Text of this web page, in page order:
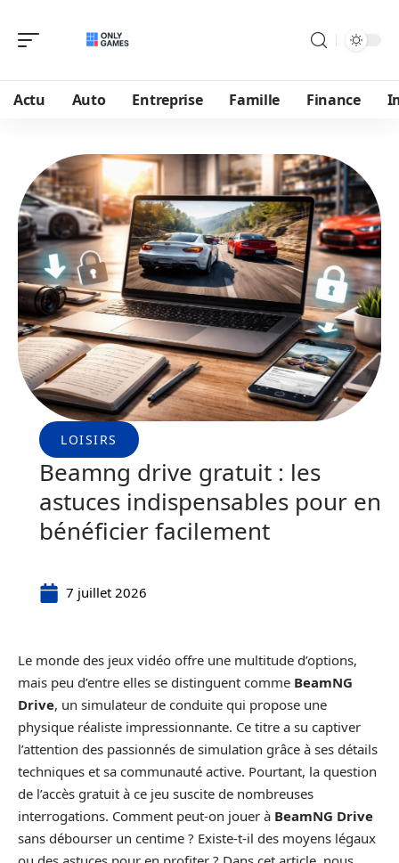
Actu Auto Entreprise Famille Finance
LOISIRS
Beamng drive gratuit : les
astuces indispensables pour en
bénéficier facilement
7 juillet 2026
Le monde des jeux vidéo offre une multitude d’options,
mais peu d’entre elles se distinguent comme BeamNG
Drive, un simulateur de conduite qui propose une
physique réaliste impressionnante. Ce titre a su captiver
l’attention des passionnés de simulation grâce à ses détails
techniques et sa communauté active. Pourtant, la question
de l’accès gratuit à ce jeu suscite de nombreuses
interrogations. Comment peut-on jouer à BeamNG Drive
sans débourser un centime ? Existe-t-il des moyens légaux